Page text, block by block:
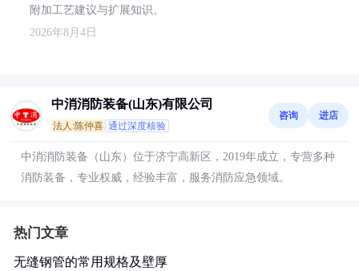
附加工艺建议与扩展知识。
2026年8月4日
中消消防装备(山东)有限公司
法人:陈仲喜 通过深度核验
咨询 进店
中消消防装备（山东）位于济宁高新区，2019年成立，专营多种
消防装备，专业权威，经验丰富，服务消防应急领域。
热门文章
无缝钢管的常用规格及壁厚